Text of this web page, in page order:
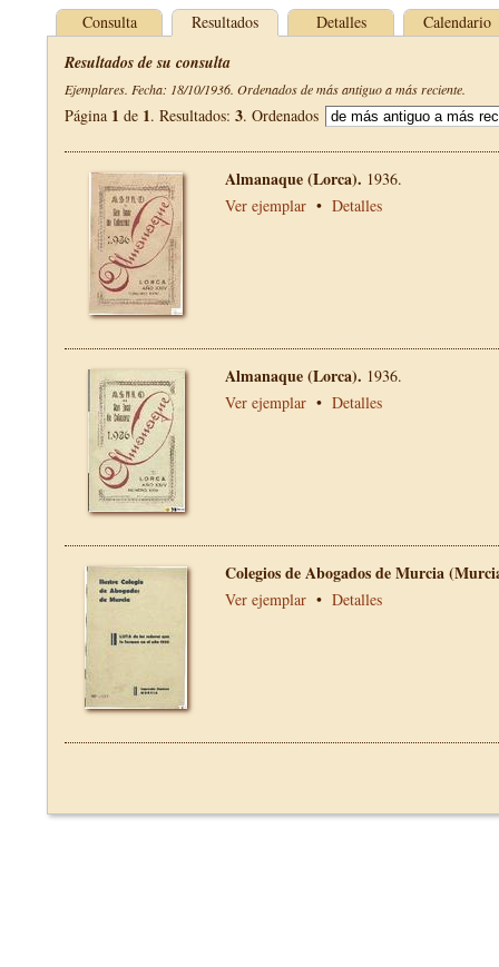
Consulta Resultados Detalles Calendario
Resultados de su consulta
Ejemplares. Fecha: 18/10/1936. Ordenados de más antiguo a más reciente.
Página 1 de 1. Resultados: 3. Ordenados
Almanaque (Lorca). 1936.
Ver ejemplar • Detalles
Almanaque (Lorca). 1936.
Ver ejemplar • Detalles
Colegios de Abogados de Murcia
Ver ejemplar • Detalles